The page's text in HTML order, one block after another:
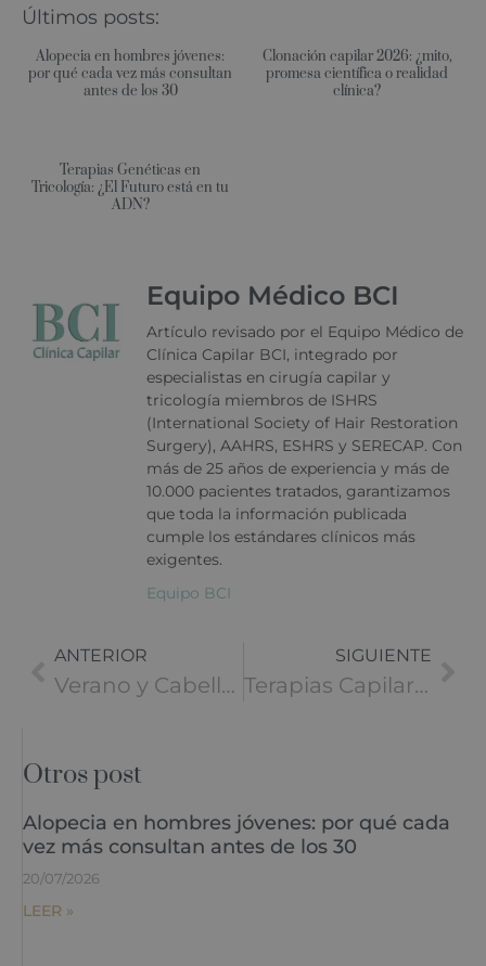
Últimos posts:
Alopecia en hombres jóvenes:
por qué cada vez más consultan
antes de los 30
Clonación capilar 2026: ¿mito,
promesa científica o realidad
clínica?
Terapias Genéticas en
Tricología: ¿El Futuro está en tu
ADN?
Equipo Médico BCI
Artículo revisado por el Equipo Médico de
Clínica Capilar BCI, integrado por
especialistas en cirugía capilar y
tricología miembros de ISHRS
(International Society of Hair Restoration
Surgery), AAHRS, ESHRS y SERECAP. Con
más de 25 años de experiencia y más de
10.000 pacientes tratados, garantizamos
que toda la información publicada
cumple los estándares clínicos más
exigentes.
Equipo BCI
ANTERIOR
Verano y Cabello: Cómo Protegerlo del Sol, Sal y Cloro
SIGUIENTE
Terapias Capilares con Exosomas contra Alopecia
Otros post
Alopecia en hombres jóvenes: por qué cada
vez más consultan antes de los 30
20/07/2026
LEER »